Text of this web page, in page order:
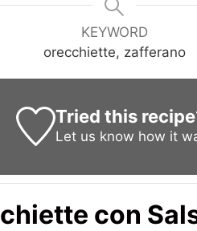
KEYWORD
orecchiette, zafferano
Tried this
Let us know how it
con